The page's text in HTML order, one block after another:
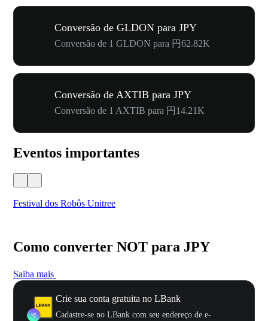
Conversão de GLDON para JPY
Conversão de 1 GLDON para 円62.82K
Conversão de AXTIB para JPY
Conversão de 1 AXTIB para 円14.21K
Eventos importantes
Festival dos Robôs Unitree
Como converter NOT para JPY
Saiba mais
Crie sua conta gratuita no LBank
Cadastre-se no LBank com seu endereço de e-